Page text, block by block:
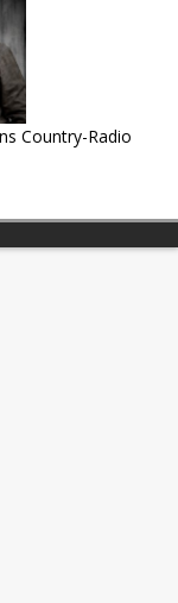
Country-Radio